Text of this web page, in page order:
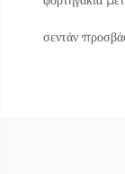
σεντάν